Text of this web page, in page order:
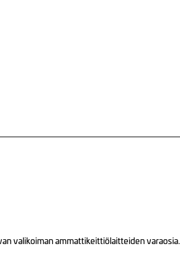
valikoiman ammattikeittiölaitteiden varaosia.